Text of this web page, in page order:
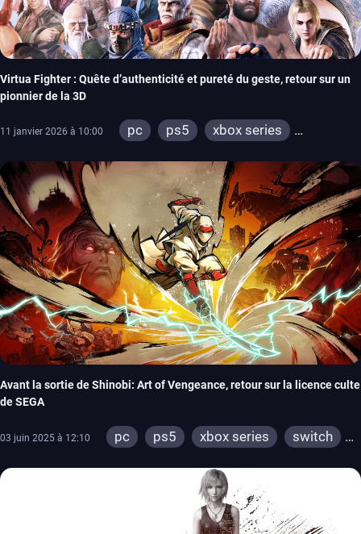
Virtua Fighter : Quête d’authenticité et pureté du geste, retour sur un
pionnier de la 3D
11 janvier 2026 à 10:00 pc ps5
xbox series
Avant la sortie de Shinobi: Art of Vengeance, retour sur la licence culte
de SEGA
03 juin 2025 à 12:10 pc ps5 xbox series
switch